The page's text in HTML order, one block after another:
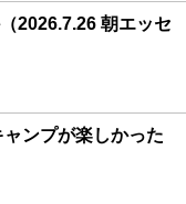
2026.7.26 朝エッセ
ンプが楽しかった